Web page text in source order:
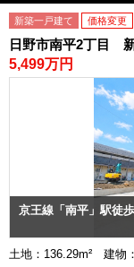
新築一戸建て 価格変更
日野市南平2丁目
5,499万円
京王線「南平」駅徒
土地：136.29m² 建物